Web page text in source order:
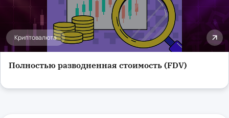
Криптовалюта
Полностью разводненная стоимость (FDV)